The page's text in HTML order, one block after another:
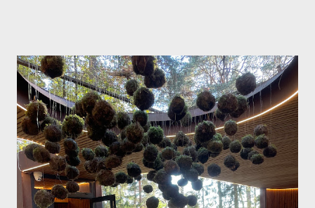
tuštybėm. Ir taip autoriai stambiai šaiposi iš žmonių, kad taip
šlykštu ir taip juokinga. Kažkas subtiliai ir atvirai pateikta tampa
ne siaubu, o juoku. Tokią emociją sukelti man dar nebuvo tekę
per filmą. Sarkazmą aš mėgstu, bet tokia forma man dar nematyta
ir nepajausta. The Substance prirašau prie labai stiprių
festivalinių filmų, kur išeini iš filmo ir apie jį dar sukasi mintys.
Sumanymo ir išraiškos ga...